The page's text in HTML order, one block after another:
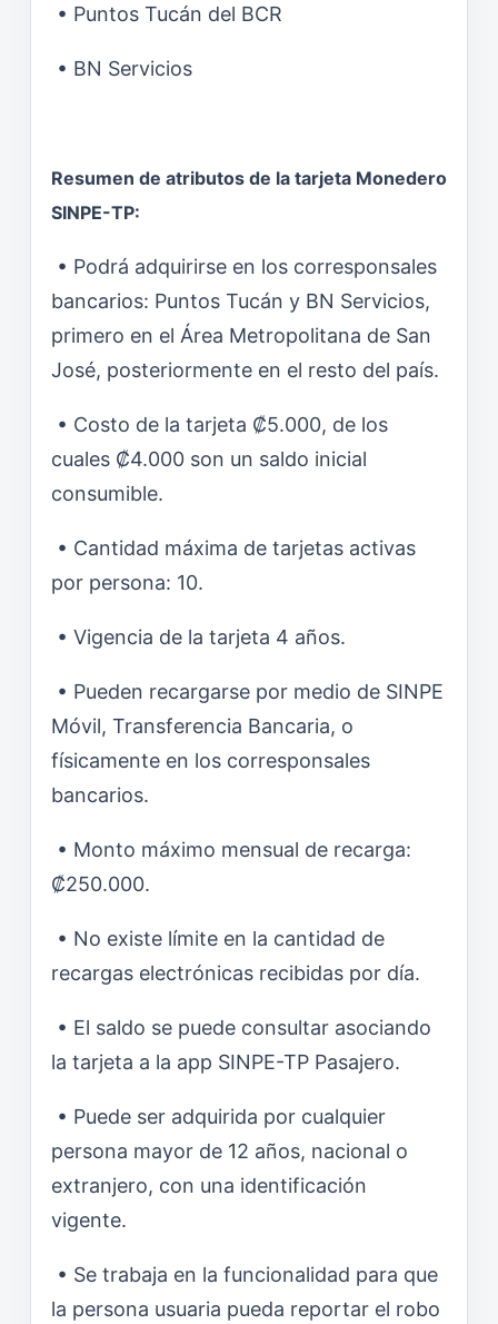
• Puntos Tucán del BCR
• BN Servicios
Resumen de atributos de la tarjeta Monedero
SINPE-TP:
• Podrá adquirirse en los corresponsales
bancarios: Puntos Tucán y BN Servicios,
primero en el Área Metropolitana de San
José, posteriormente en el resto del país.
• Costo de la tarjeta ₡5.000, de los
cuales ₡4.000 son un saldo inicial
consumible.
• Cantidad máxima de tarjetas activas
por persona: 10.
• Vigencia de la tarjeta 4 años.
• Pueden recargarse por medio de SINPE
Móvil, Transferencia Bancaria, o
físicamente en los corresponsales
bancarios.
• Monto máximo mensual de recarga:
₡250.000.
• No existe límite en la cantidad de
recargas electrónicas recibidas por día.
• El saldo se puede consultar asociando
la tarjeta a la app SINPE-TP Pasajero.
• Puede ser adquirida por cualquier
persona mayor de 12 años, nacional o
extranjero, con una identificación
vigente.
• Se trabaja en la funcionalidad para que
la persona usuaria pueda reportar el robo